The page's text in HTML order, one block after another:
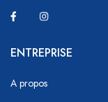
ENTREPRISE
A propos